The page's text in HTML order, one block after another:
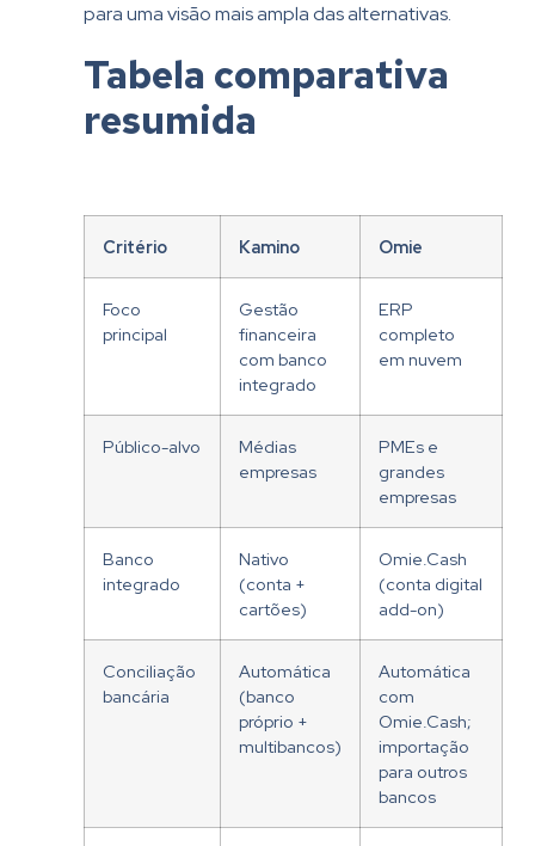
para uma visão mais ampla das alternativas.
Tabela comparativa
resumida
Critério Kamino Omie
Foco
principal
Gestão
financeira
com banco
integrado
ERP
completo
em nuvem
Público-alvo
Médias
empresas
PMEs e
grandes
empresas
Banco
integrado
Nativo
(conta +
cartões)
Omie.Cash
(conta digital
add-on)
Conciliação
bancária
Automática
(banco
próprio +
multibancos)
Automática
com
Omie.Cash;
importação
para outros
bancos